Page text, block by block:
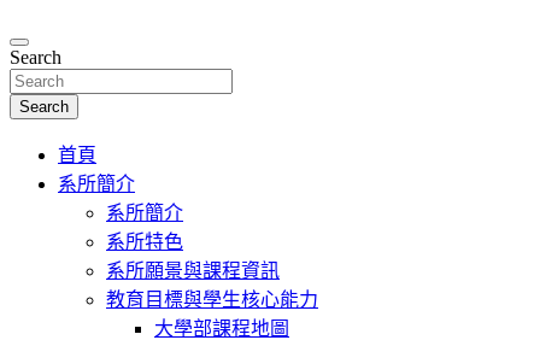
Search
Search
首頁
系所簡介
系所簡介
系所特色
系所願景與課程資訊
教育目標與學生核心能力
大學部課程地圖